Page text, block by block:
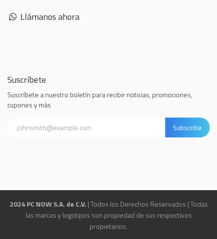
Llámanos ahora
Suscríbete
Suscríbete a nuestro boletín para recibir noticias, promociones,
cupones y más
Subscribe
2024 PC NOW S.A. de C.V. | Todos los Derechos Reservados | Todas
las marcas y logotipos son propiedad de sus respectivos
propietarios.